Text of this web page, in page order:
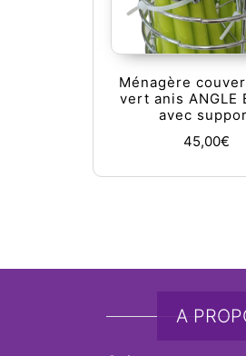
Ménagère
vert anis ANGLE
avec
45,00€
A